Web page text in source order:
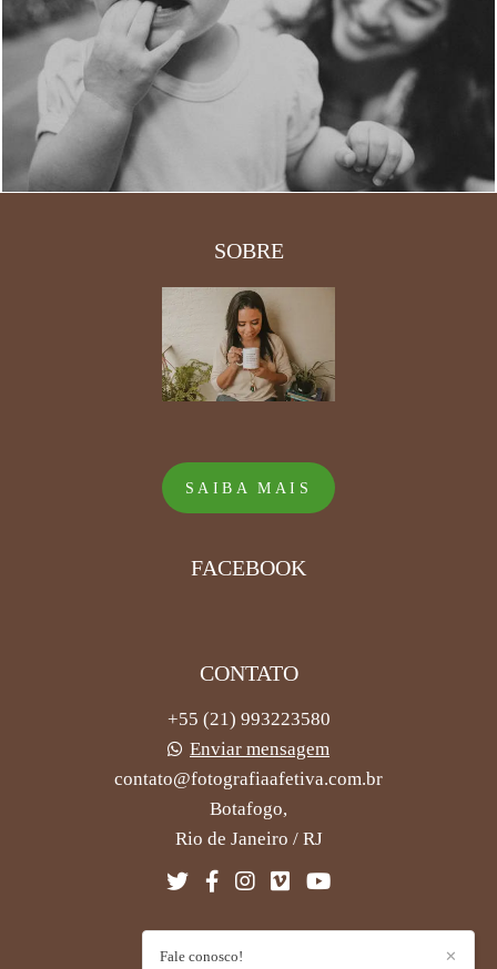
2
SOBRE
SAIBA MAIS
FACEBOOK
CONTATO
+55 (21) 993223580
Enviar mensagem
contato@fotografiaafetiva.com.br
Botafogo,
Rio de Janeiro / RJ
CONTATO ✕
Fale conosco!